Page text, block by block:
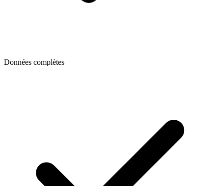
Données complètes